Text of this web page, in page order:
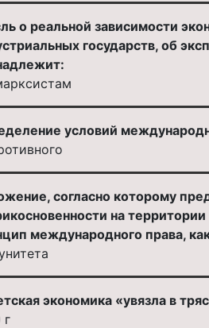
о реальной зависимости
государств, об
условий
согласно которому
на
международного права,
экономика «увязла в
г